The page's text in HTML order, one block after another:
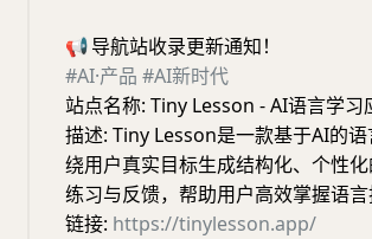
📢导航站收录更新通知！
#AI·产品 #AI新时代
站点名称: Tiny Lesson - AI语言学习
描述: Tiny Lesson是一款基于AI的
绕用户真实目标生成结构化、个性
练习与反馈，帮助用户高效掌握语言
链接: https://tinylesson.app/